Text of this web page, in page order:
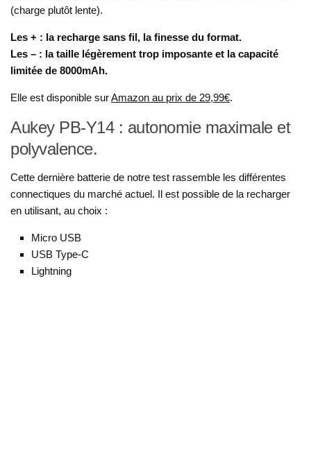
(charge plutôt lente).
Les + : la recharge sans fil, la finesse du format.
Les – : la taille légèrement trop imposante et la capacité
limitée de 8000mAh.
Elle est disponible surAmazon au prix de 29,99€.
Aukey PB-Y14 : autonomie maximale et
polyvalence.
Cette dernière batterie de notre test rassemble les différentes
connectiques du marché actuel. Il est possible de la recharger
en utilisant, au choix :
Micro USB
USB Type-C
Lightning